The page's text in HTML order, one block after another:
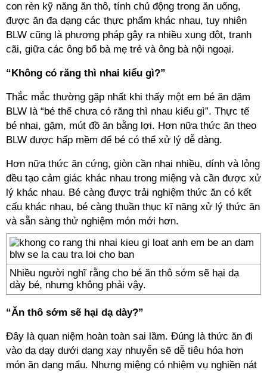
con rèn kỹ năng ăn thô, tính chủ động trong ăn uống,
được ăn đa dạng các thực phẩm khác nhau, tuy nhiên
BLW cũng là phương pháp gây ra nhiều xung đột, tranh
cãi, giữa các ông bố bà mẹ trẻ và ông bà nội ngoại.
“Không có răng thì nhai kiểu gì?”
Thắc mắc thường gặp nhất khi thấy một em bé ăn dặm
BLW là “bé thế chưa có răng thì nhau kiểu gì”. Thực tế
bé nhai, gặm, mút đồ ăn bằng lợi. Hơn nữa thức ăn theo
BLW được hấp mềm để bé có thể xử lý dễ dàng.
Hơn nữa thức ăn cứng, giòn cần nhai nhiều, dính và lỏng
đều tạo cảm giác khác nhau trong miệng và cần được xử
lý khác nhau. Bé càng được trải nghiệm thức ăn có kết
cấu khác nhau, bé càng thuần thục kĩ năng xử lý thức ăn
và sẵn sàng thử nghiệm món mới hơn.
Nhiều người nghĩ rằng cho bé ăn thô sớm sẽ hại dạ
dày bé, nhưng không phải vậy.
“Ăn thô sớm sẽ hại dạ dày?”
Đây là quan niệm hoàn toàn sai lầm. Đúng là thức ăn đi
vào dạ dạy dưới dạng xay nhuyễn sẽ dễ tiêu hóa hơn
món ăn dạng mẩu. Nhưng miệng có nhiệm vụ nghiền nát